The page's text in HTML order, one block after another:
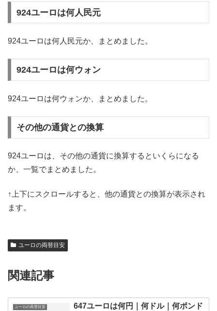
924ユーロは何人民元
924ユーロは何人民元か、まとめました。
924ユーロは何ウォン
924ユーロは何ウォンか、まとめました。
その他の通貨との換算
924ユーロは、その他の通貨に換算するといくらになる
か、一覧でまとめました。
↑上下にスクロールすると、他の通貨との換算が表示され
ます。
ユーロの両替目安
関連記事
ユーロの両替目安 647ユーロは何円｜何ドル｜何ポンド